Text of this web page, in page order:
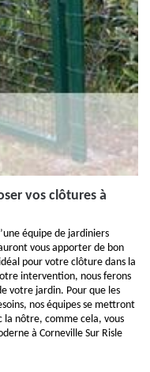
vos clôtures à
équipe de jardiniers
vous apporter de bon
pour votre clôture dans la
intervention, nous ferons
votre jardin. Pour que les
nos équipes se mettront
la nôtre, comme cela, vous
à Corneville Sur Risle